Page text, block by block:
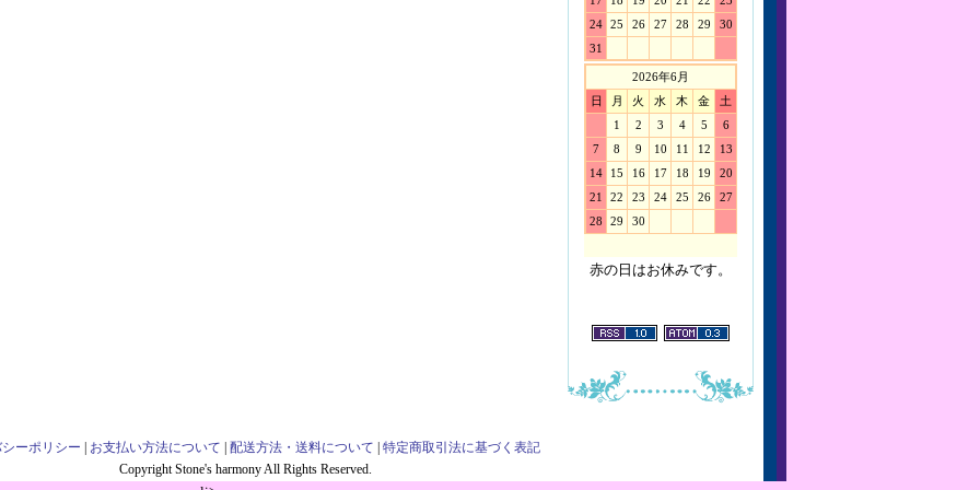
24 25 26 27 28 29
30
31
2026年6月
日
月 火 水 木 金
土
1
2 3 4 5
6
7
8 9 10 11 12
13
14
15 16 17 18 19
20
21
22 23 24 25 26
27
28
29 30
赤の日はお休みです。
ーポリシー お支払い方法について 配送方法・送料について
特定商取引法に基づく表記
Copyright Stone's harmony All Rights Reserved.